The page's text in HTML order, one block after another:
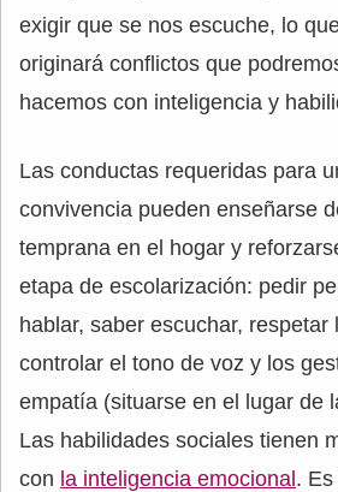
exigir que se nos escuche, lo
originará conflictos que
hacemos con inteligencia y
Las conductas requeridas para
convivencia pueden enseñarse
temprana en el hogar y
etapa de escolarización: pedir
hablar, saber escuchar, respetar
controlar el tono de voz y los
empatía (situarse en el lugar de
Las habilidades sociales tienen
con la inteligencia emocional.